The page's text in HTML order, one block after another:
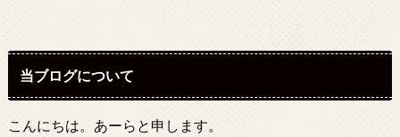
当ブログについて
こんにちは。あーらと申します。